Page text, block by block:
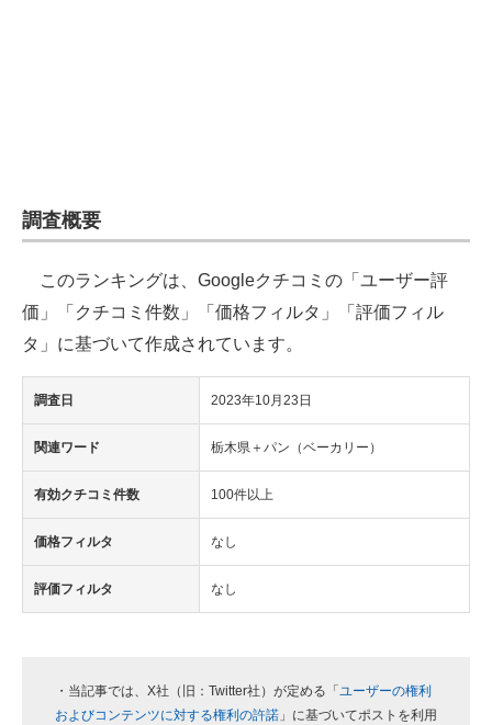
電子設計の基本と応用
エネルギーの専門メディア
建設×テクノロジーの最前線
ちょっと気になるネットの話題
調査概要
このランキングは、Googleクチコミの「ユーザー評
価」「クチコミ件数」「価格フィルタ」「評価フィル
タ」に基づいて作成されています。
調査日 2023年10月23日
関連ワード 栃木県＋パン（ベーカリー）
有効クチコミ件数 100件以上
価格フィルタ なし
評価フィルタ なし
・当記事では、X社（旧：Twitter社）が定める「 ユーザーの権利
およびコンテンツに対する権利の許諾 」に基づいてポストを利用